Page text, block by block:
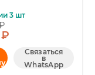
3 шт
₽
Связаться
в
WhatsApp